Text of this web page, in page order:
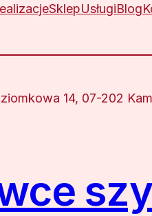
SklepUsługiBlog
14, 07-202